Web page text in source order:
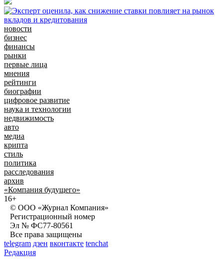
новости
бизнес
финансы
рынки
первые лица
мнения
рейтинги
биографии
цифровое развитие
наука и технологии
недвижимость
авто
медиа
крипта
стиль
политика
расследования
архив
«Компания будущего»
16+
© ООО «Журнал Компания»
Регистрационный номер
Эл № ФС77-80561
Все права защищены
telegram дзен вконтакте tenchat
Редакция